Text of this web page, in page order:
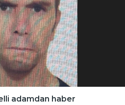
adamdan haber